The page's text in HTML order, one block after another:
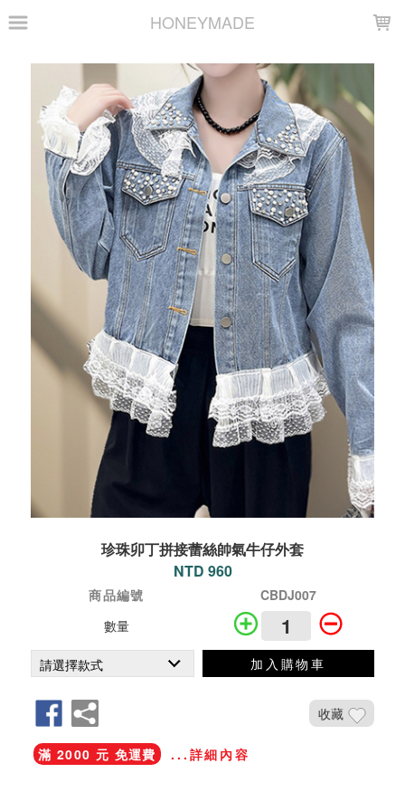
HONEYMADE
珍珠卯丁拼接蕾絲帥氣牛仔外套
NTD 960
商品編號
CBDJ007
數量
加入購物車
收藏
滿 2000 元 免運費 ...詳細內容